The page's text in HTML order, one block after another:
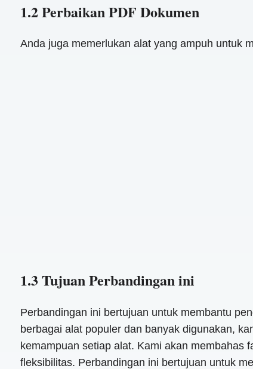
1.2 Perbaikan PDF Dokumen
Anda juga memerlukan alat yang ampuh untuk
1.3 Tujuan Perbandingan ini
Perbandingan ini bertujuan untuk membantu
berbagai alat populer dan banyak digunakan,
kemampuan setiap alat. Kami akan membahas
fleksibilitas. Perbandingan ini bertujuan untuk